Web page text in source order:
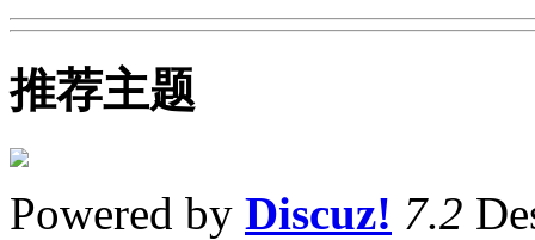
推荐主题
Powered by Discuz! 7.2